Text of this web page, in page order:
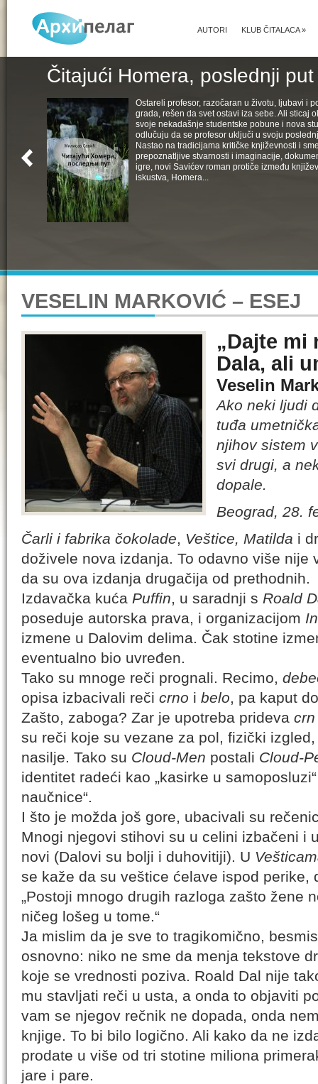
KLUB ČITALACA»
AUTORI
Čitajući Homera, poslednji put
Ostareli profesor, razočaran u životu, ljubavi i
grada, rešen da svet ostavi iza sebe. Ali sticaj
svoje nekadašnje studentske pobune i nova
odlučuju da se profesor uključi u svoju
Nastao na tradicijama kritičke književnosti i
prepoznatljive stvarnosti i imaginacije,
igre, novi Savićev roman protiče između
iskustva, Homera...
VESELIN MARKOVIĆ – ESEJ
„Dajte mi
Dala, ali
Veselin
Ako neki ljudi
tuđa
njihov sistem
svi drugi, a
dopale.
Beograd, 28.
Čarli i fabrika čokolade, Veštice, Matilda i
doživele nova izdanja. To odavno više nije
da su ova izdanja drugačija od prethodnih.
Izdavačka kuća Puffin, u saradnji s Roald
poseduje autorska prava, i organizacijom
izmene u Dalovim delima. Čak stotine
eventualno bio uvređen.
Tako su mnoge reči prognali. Recimo,
opisa izbacivali reči crno i belo, pa kaput
Zašto, zaboga? Zar je upotreba prideva crn
su reči koje su vezane za pol, fizički
nasilje. Tako su Cloud-Men postali Cloud-
identitet radeći kao „kasirke u
naučnice“.
I što je možda još gore, ubacivali su
Mnogi njegovi stihovi su u celini izbačeni i
novi (Dalovi su bolji i duhovitiji). U
se kaže da su veštice ćelave ispod perike,
„Postoji mnogo drugih razloga zašto žene
ničeg lošeg u tome.“
Ja mislim da je sve to tragikomično,
osnovno: niko ne sme da menja tekstove
koje se vrednosti poziva. Roald Dal nije
mu stavljati reči u usta, a onda to objaviti
vam se njegov rečnik ne dopada, onda
knjige. To bi bilo logično. Ali kako da ne
prodate u više od tri stotine miliona
jare i pare.